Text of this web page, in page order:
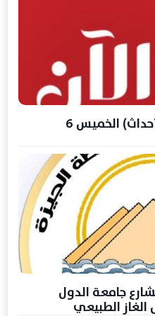
"مصر الآن " يرصد (ملخص الأحداث) الخميس 6
جامعة الدول